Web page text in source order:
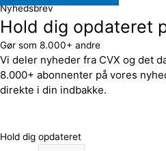
Nyhedsbrev
Hold dig opdateret
Gør som 8.000+ andre
Vi deler nyheder fra CVX og det
8.000+ abonnenter på vores
direkte i din indbakke.
Hold dig opdateret